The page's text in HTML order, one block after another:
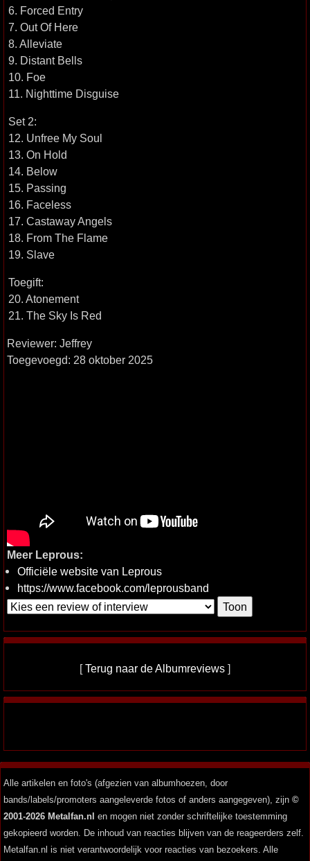
6. Forced Entry
7. Out Of Here
8. Alleviate
9. Distant Bells
10. Foe
11. Nighttime Disguise
Set 2:
12. Unfree My Soul
13. On Hold
14. Below
15. Passing
16. Faceless
17. Castaway Angels
18. From The Flame
19. Slave
Toegift:
20. Atonement
21. The Sky Is Red
Reviewer: Jeffrey
Toegevoegd: 28 oktober 2025
Meer Leprous:
Officiële website van Leprous
https://www.facebook.com/leprousband
[Terug naar de Albumreviews ]
Alle artikelen en foto's (afgezien van albumhoezen, door
bands/labels/promoters aangeleverde fotos of anders aangegeven), zijn ©
2001-2026 Metalfan.nl en mogen niet zonder schriftelijke toestemming
gekopieerd worden. De inhoud van reacties blijven van de reageerders zelf.
Metalfan.nl is niet verantwoordelijk voor reacties van bezoekers. Alle